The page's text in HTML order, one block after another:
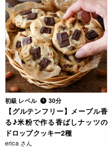
初級 レベル 30分
【グルテンフリー】メープル香
る♪米粉で作る香ばしナッツの
ドロップクッキー2種
erica さん